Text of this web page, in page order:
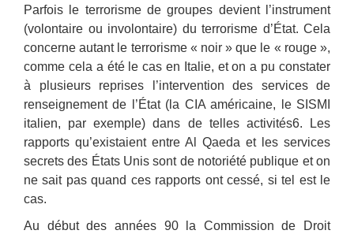
Parfois le terrorisme de groupes devient l’instrument
(volontaire ou involontaire) du terrorisme d’État. Cela
concerne autant le terrorisme « noir » que le « rouge »,
comme cela a été le cas en Italie, et on a pu constater
à plusieurs reprises l’intervention des services de
renseignement de l’État (la CIA américaine, le SISMI
italien, par exemple) dans de telles activités6. Les
rapports qu’existaient entre Al Qaeda et les services
secrets des États Unis sont de notoriété publique et on
ne sait pas quand ces rapports ont cessé, si tel est le
cas.
Au début des années 90 la Commission de Droit